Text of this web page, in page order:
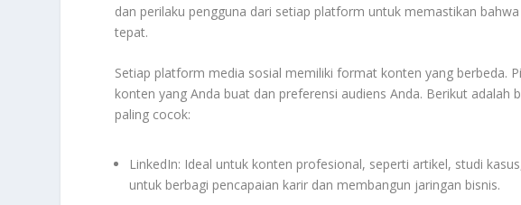
dan perilaku pengguna dari setiap platform untuk memastikan
tepat.
Setiap platform media sosial memiliki format konten yang berbeda.
konten yang Anda buat dan preferensi audiens Anda. Berikut
paling cocok:
LinkedIn: Ideal untuk konten profesional, seperti artikel, studi
untuk berbagi pencapaian karir dan membangun jaringan bisnis.